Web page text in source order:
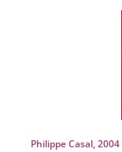
Philippe Casal,2004